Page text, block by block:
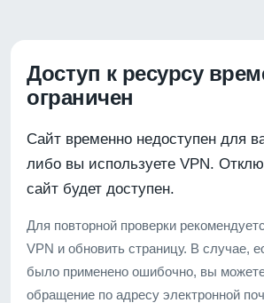
Доступ к ресурсу
ограничен
Сайт временно недоступен для
либо вы используете VPN.
сайт будет доступен.
Для повторной проверки
VPN и обновить страницу. В случае,
было применено ошибочно, вы
обращение по адресу электронной